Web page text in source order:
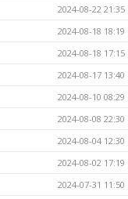
2024-08-22 21:35
2024-08-18 18:19
2024-08-18 17:15
2024-08-17 13:40
2024-08-10 08:29
2024-08-08 22:30
2024-08-04 12:30
2024-08-02 17:19
2024-07-31 11:50